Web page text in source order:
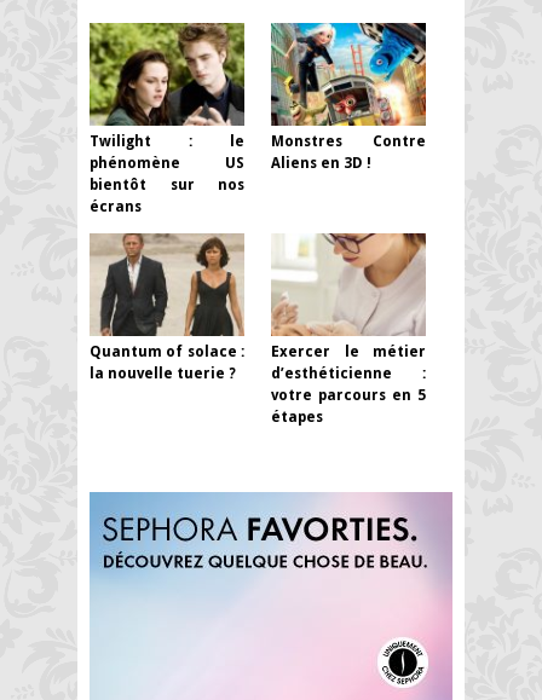
Twilight : le
phénomène US
bientôt sur nos
écrans
Monstres Contre
Aliens en 3D !
Quantum of solace :
la nouvelle tuerie ?
Exercer le métier
d’esthéticienne :
votre parcours en 5
étapes